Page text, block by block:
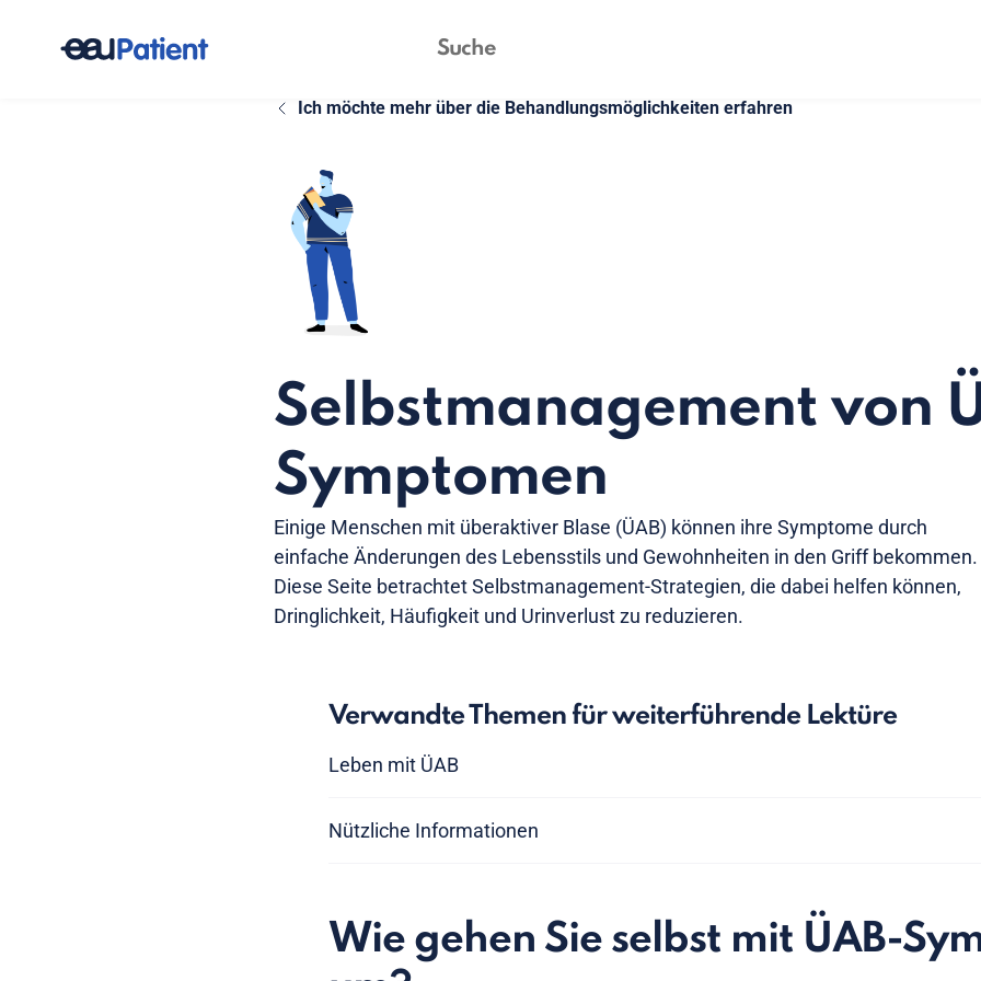
Ich möchte mehr über die Behandlungsmöglichkeiten erfahren
Selbstmanagement von
Symptomen
Einige Menschen mit überaktiver Blase (ÜAB) können ihre Symptome durch
einfache Änderungen des Lebensstils und Gewohnheiten in den Griff bekommen.
Diese Seite betrachtet Selbstmanagement-Strategien, die dabei helfen können,
Dringlichkeit, Häufigkeit und Urinverlust zu reduzieren.
Verwandte Themen für weiterführende Lektüre
Leben mit ÜAB
Nützliche Informationen
Wie gehen Sie selbst mit ÜAB-